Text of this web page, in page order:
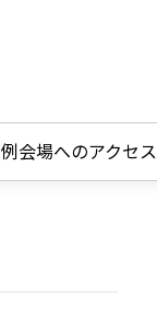
例会場へのアクセス